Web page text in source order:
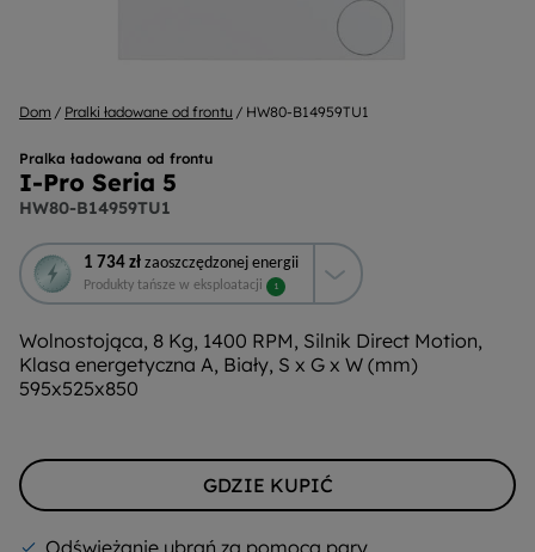
Dom Pralki ładowane od frontu HW80-B14959TU1
Pralka ładowana od frontu
I-Pro Seria 5
HW80-B14959TU1
1 734 zł zaoszczędzonej energii
Produkty tańsze w eksploatacji 1
To
działanie
otworzy
narzędzie
do
oszczędzania
energii
Wolnostojąca, 8 Kg, 1400 RPM, Silnik Direct Motion,
Klasa energetyczna A, Biały, S x G x W (mm)
595x525x850
GDZIE KUPIĆ
Odświeżanie ubrań za pomocą pary